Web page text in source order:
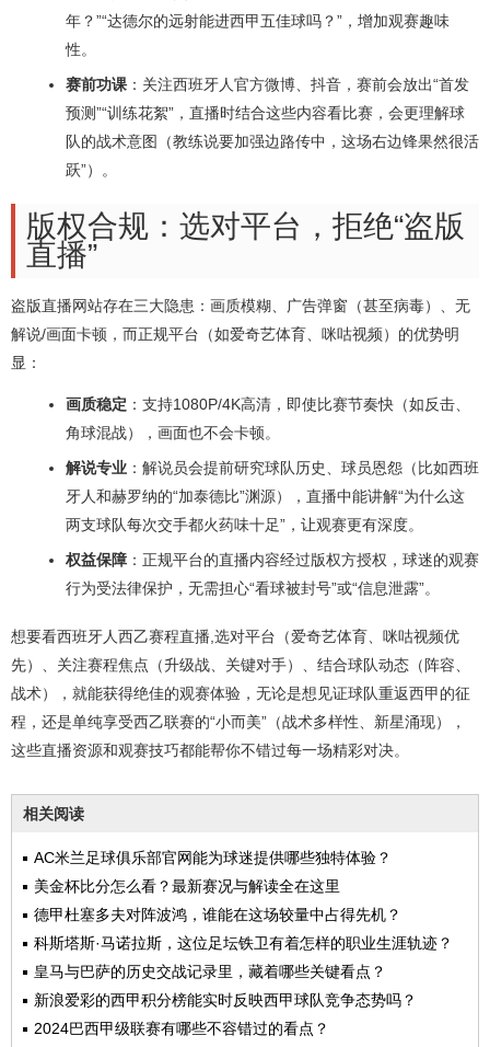
年？”“达德尔的远射能进西甲五佳球吗？”，增加观赛趣味
性。
赛前功课 ：关注西班牙人官方微博、抖音，赛前会放出“首发
预测”“训练花絮”，直播时结合这些内容看比赛，会更理解球
队的战术意图（教练说要加强边路传中，这场右边锋果然很活
跃”）。
版权合规：选对平台，拒绝“盗版
直播”
盗版直播网站存在三大隐患：画质模糊、广告弹窗（甚至病毒）、无
解说/画面卡顿，而正规平台（如爱奇艺体育、咪咕视频）的优势明
显：
画质稳定 ：支持1080P/4K高清，即使比赛节奏快（如反击、
角球混战），画面也不会卡顿。
解说专业 ：解说员会提前研究球队历史、球员恩怨（比如西班
牙人和赫罗纳的“加泰德比”渊源），直播中能讲解“为什么这
两支球队每次交手都火药味十足”，让观赛更有深度。
权益保障 ：正规平台的直播内容经过版权方授权，球迷的观赛
行为受法律保护，无需担心“看球被封号”或“信息泄露”。
想要看西班牙人西乙赛程直播,选对平台（爱奇艺体育、咪咕视频优
先）、关注赛程焦点（升级战、关键对手）、结合球队动态（阵容、
战术），就能获得绝佳的观赛体验，无论是想见证球队重返西甲的征
程，还是单纯享受西乙联赛的“小而美”（战术多样性、新星涌现），
这些直播资源和观赛技巧都能帮你不错过每一场精彩对决。
相关阅读
AC米兰足球俱乐部官网能为球迷提供哪些独特体验？
美金杯比分怎么看？最新赛况与解读全在这里
德甲杜塞多夫对阵波鸿，谁能在这场较量中占得先机？
科斯塔斯·马诺拉斯，这位足坛铁卫有着怎样的职业生涯轨迹？
皇马与巴萨的历史交战记录里，藏着哪些关键看点？
新浪爱彩的西甲积分榜能实时反映西甲球队竞争态势吗？
2024巴西甲级联赛有哪些不容错过的看点？